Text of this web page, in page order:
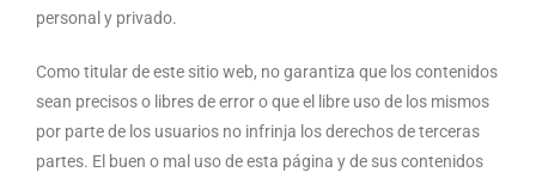
personal y privado.
Como titular de este sitio web, no garantiza que los contenidos
sean precisos o libres de error o que el libre uso de los mismos
por parte de los usuarios no infrinja los derechos de terceras
partes. El buen o mal uso de esta página y de sus contenidos